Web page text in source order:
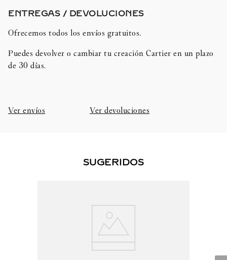
ENTREGAS / DEVOLUCIONES​
Ofrecemos todos los envíos gratuitos.
Puedes devolver o cambiar tu creación Cartier en un plazo
de 30 días.​
Ver envíos Ver devoluciones
SUGERIDOS